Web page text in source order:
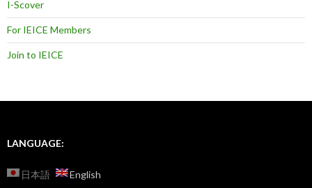
I-Scover
For IEICE Members
Join to IEICE
LANGUAGE:
日本語 English